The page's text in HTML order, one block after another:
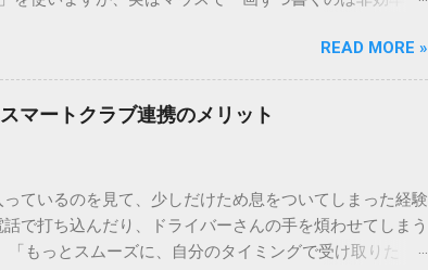
文字コード入力」のテクニックを詳しく解説します。
必要はありません。 1. なぜ「変換」しても旧字・外字
があるのでしょうか。その理由は、パソコンが文字を
漢字は、JIS規格（日本産業規格）によって「第1水
地名に使われる非常に古い漢字（旧字）や、特定の組
です。パソコン上のすべての文字には、いわば「住
でも、この住所（コード）を直接指定すれば、確実に呼
漢字を出す「16進数入力」 最も汎用性が高く、特別な
READ MORE »
マートクラブ連携のメリット
ているのを見て、少しだけため息をついてしまった経験
で打ち込んだり、ドライバーさんの手を煩わせてしまう
もっとスムーズに、自分のタイミングで受け取りた